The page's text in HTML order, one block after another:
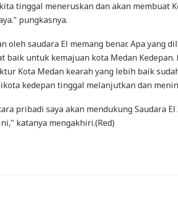
tinggal meneruskan dan akan membuat
pungkasnya.
oleh saudara El memang benar. Apa yang
baik untuk kemajuan kota Medan Kedepan.
Kota Medan kearah yang lebih baik
kedepan tinggal melanjutkan dan
pribadi saya akan mendukung Saudara
katanya mengakhiri.(Red)